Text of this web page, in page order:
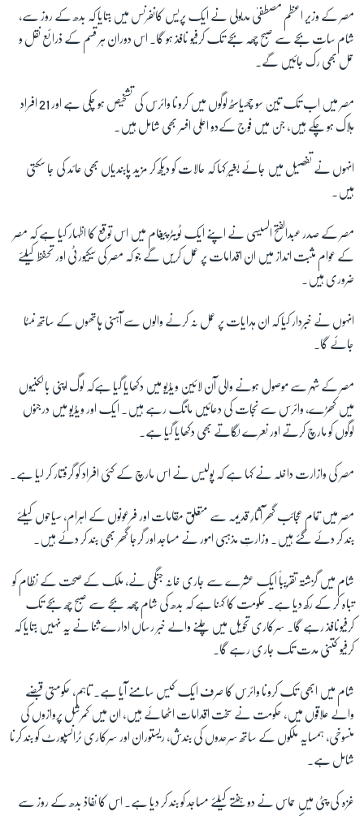
زبان
مصر کے وزیر اعظم مصطفیٰ مدبولی نے ایک پریس کانفرنس میں بتایا کہ بدھ کے روز سے،
شام سات بجے سے صبح چھہ بجے تک کرفیو نافذ ہو گا۔ اس دوران ہر قسم کے ذرائع نقل و
حمل بھی رک جائیں گے۔
مصر میں اب تک تین سو چھیاسٹھ لوگوں میں کرونا وائرس کی تشخیص ہو چکی ہے اور 21 افراد
ہلاک ہو چکے ہیں، جن میں فوج کےدو اعلی افسر بھی شامل ہیں۔
انہوں نے تفصیل میں جائے بغیر کہا کہ حالات کو دیکھ کر مزید پابندیاں بھی عائد کی جا سکتی
ہیں۔
مصر کے صدر عبدالفتح السیسی نے اپنے ایک ٹویٹر پیغام میں اس توقع کا اظہار کیا ہے کہ مصر
کے عوام مثبت انداز میں ان اقدامات پر عمل کریں گے جو کہ مصر کی سیکیورٹی اور تحفظ کیلئے
ضروری ہیں۔
انہوں نے خبردار کیا کہ ان ہدایات پر عمل نہ کرنے والوں سے آہنی ہاتھوں کے ساتھ نمٹا
جائے گا۔
مصر کے شہر سے موصول ہونے والی آن لائین ویڈیو میں دکھایا گیا ہےکہ لوگ اپنی بالکنیوں
میں کھڑے، وائرس سے نجات کی دعائیں مانگ رہے ہیں۔ ایک اور ویڈیو میں درجنوں
لوگوں کو مارچ کرتے اور نعرے لگاتے بھی دکھایا گیا ہے۔
مصر کی وازارت داخلہ نے کہا ہے کہ پولیس نے اس مارچ کے کئی افراد کو گرفتار کر لیا ہے۔
مصر میں تمام عجائب گھر آثارِ قدیمہ سے متعلق مقامات اور فرعونوں کے اہرام، سیاحوں کیلئے
بند کر دئے گئے ہیں۔ وزارتِ مذہبی امور نے مساجد اور گرجا گھر بھی بند کر دئے ہیں۔
شام میں گزشتہ تقریباً ایک عشرے سے جاری خانہ جنگی نے، ملک کےصحت کے نظام کو
تباہ کر کے رکھ دیا ہے۔ حکومت کا کہنا ہے کہ بدھ کی شام چھہ بجے سے صبح چھ بجے تک
کرفیونافذ رہے گا۔ سرکاری تحویل میں چلنے والے خبر رساں ادارے ثنا نے یہ نہیں بتایا کہ
کرفیو کتنی مدت تک جاری رہے گا۔
شام میں ابھی تک کرونا وائرس کا صرف ایک کیس سامنے آیا ہے۔ تاہم، حکومتی قبضے
والے علاقوں میں، حکومت نے سخت اقدامات اٹھائے ہیں، ان میں کمرشل پروازوں کی
منسوخی، ہمسایہ ملکوں کے ساتھ سرحدوں کی بندش، ریستوران اور سرکاری ٹرانسپورٹ کو بند کرنا
شامل ہے۔
غزہ کی پٹی میں حماس نے دو ہفتے کیلئے مساجد کو بند کر دیا ہے۔ اس کا نفاذ بدھ کے روز سے